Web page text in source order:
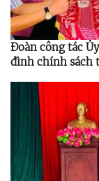
Đoàn công tác
đình chính sách